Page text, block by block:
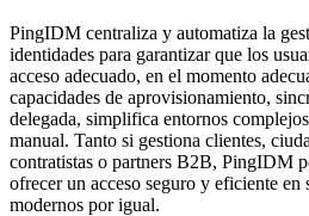
PingIDM centraliza y automatiza la
identidades para garantizar que los
acceso adecuado, en el momento
capacidades de aprovisionamiento,
delegada, simplifica entornos
manual. Tanto si gestiona clientes,
contratistas o partners B2B, PingIDM
ofrecer un acceso seguro y eficiente en
modernos por igual.